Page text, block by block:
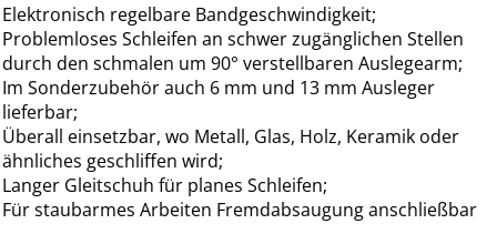
Elektronisch regelbare Bandgeschwindigkeit;
Problemloses Schleifen an schwer zugänglichen Stellen
durch den schmalen um 90° verstellbaren Auslegearm;
Im Sonderzubehör auch 6 mm und 13 mm Ausleger
lieferbar;
Überall einsetzbar, wo Metall, Glas, Holz, Keramik oder
ähnliches geschliffen wird;
Langer Gleitschuh für planes Schleifen;
Für staubarmes Arbeiten Fremdabsaugung anschließbar